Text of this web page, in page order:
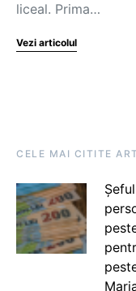
liceal. Prima…
Vezi articolul
CELE MAI CITITE